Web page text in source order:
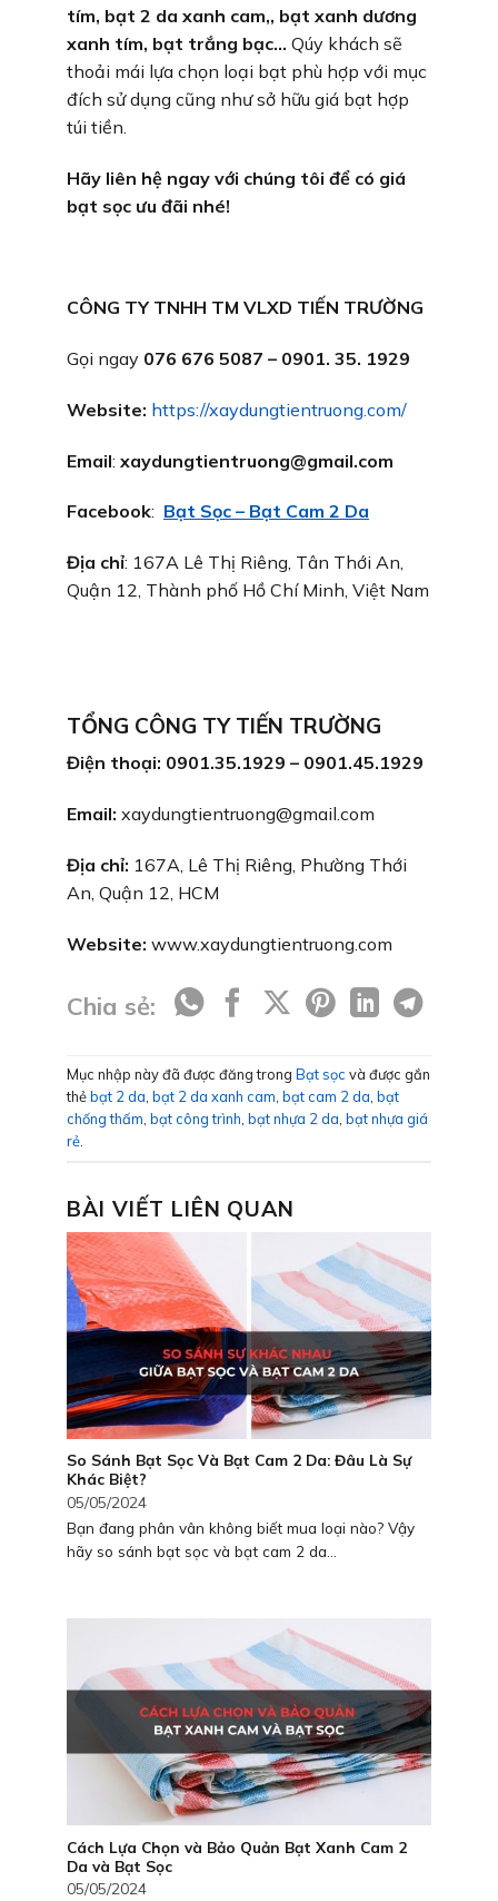
tím, bạt 2 da xanh cam,, bạt xanh dương
xanh tím, bạt trắng bạc… Qúy khách sẽ
thoải mái lựa chọn loại bạt phù hợp với mục
đích sử dụng cũng như sở hữu giá bạt hợp
túi tiền.
Hãy liên hệ ngay với chúng tôi để có giá
bạt sọc ưu đãi nhé!
CÔNG TY TNHH TM VLXD TIẾN TRƯỜNG
Gọi ngay 076 676 5087 – 0901. 35. 1929
Website: https://xaydungtientruong.com/
Email: xaydungtientruong@gmail.com
Facebook: Bạt Sọc – Bạt Cam 2 Da
Địa chỉ: 167A Lê Thị Riêng, Tân Thới An,
Quận 12, Thành phố Hồ Chí Minh, Việt Nam
TỔNG CÔNG TY TIẾN TRƯỜNG
Điện thoại: 0901.35.1929 – 0901.45.1929
Email: xaydungtientruong@gmail.com
Địa chỉ: 167A, Lê Thị Riêng, Phường Thới
An, Quận 12, HCM
Website: www.xaydungtientruong.com
Chia sẻ:
Mục nhập này đã được đăng trong Bạt sọc và được gắn
thẻbạt 2 da bạt 2 da xanh cam bạt cam 2 da bạt
chống thấm bạt công trình bạt nhựa 2 da bạt nhựa giá
rẻ
BÀI VIẾT LIÊN QUAN
So Sánh Bạt Sọc Và Bạt Cam 2 Da: Đâu Là Sự
Khác Biệt?
05/05/2024
Bạn đang phân vân không biết mua loại nào? Vậy
hãy so sánh bạt sọc và bạt cam 2 da...
Cách Lựa Chọn và Bảo Quản Bạt Xanh Cam 2
Da và Bạt Sọc
05/05/2024